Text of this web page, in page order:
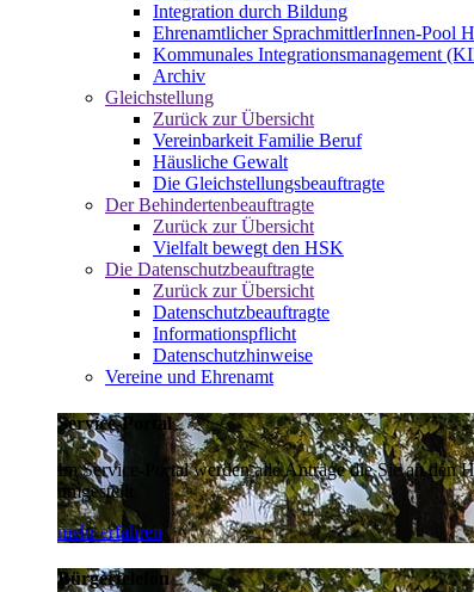
Integration durch Bildung
Ehrenamtlicher SprachmittlerInnen-Pool
Kommunales Integrationsmanagement
Archiv
Gleichstellung
Zurück zur Übersicht
Vereinbarkeit Familie Beruf
Häusliche Gewalt
Die Gleichstellungsbeauftragte
Der Behindertenbeauftragte
Zurück zur Übersicht
Vielfalt bewegt den HSK
Die Datenschutzbeauftragte
Zurück zur Übersicht
Datenschutzbeauftragte
Informationspflicht
Datenschutzhinweise
Vereine und Ehrenamt
Service-Portal
Im Service-Portal werden alle Anträge die Sie an den
umgestellt.
mehr erfahren
Bürgertelefon